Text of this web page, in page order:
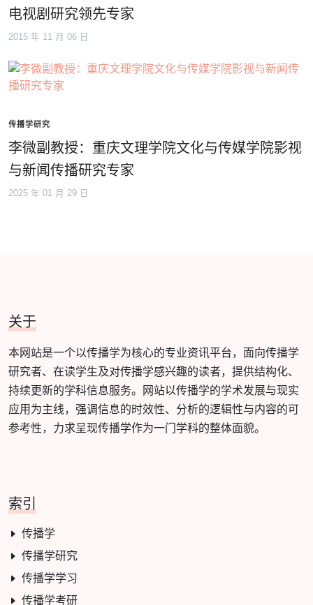
电视剧研究领先专家
2015 年 11 月 06 日
传播学研究
李微副教授：重庆文理学院文化与传媒学院影视
与新闻传播研究专家
2025 年 01 月 29 日
关于
本网站是一个以传播学为核心的专业资讯平台，面向传播学
研究者、在读学生及对传播学感兴趣的读者，提供结构化、
持续更新的学科信息服务。网站以传播学的学术发展与现实
应用为主线，强调信息的时效性、分析的逻辑性与内容的可
参考性，力求呈现传播学作为一门学科的整体面貌。
索引
传播学
传播学研究
传播学学习
传播学考研